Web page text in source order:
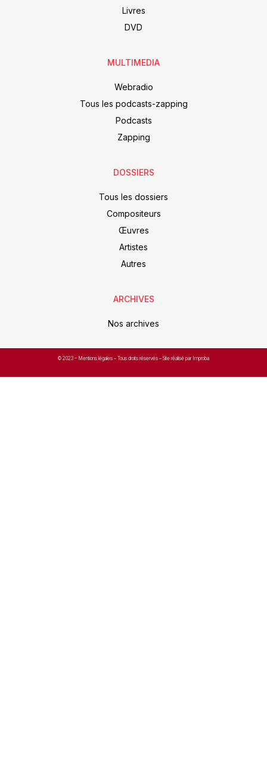
Livres
DVD
MULTIMEDIA
Webradio
Tous les podcasts-zapping
Podcasts
Zapping
DOSSIERS
Tous les dossiers
Compositeurs
Œuvres
Artistes
Autres
ARCHIVES
Nos archives
© 2023 – Mentions légales – Tous droits réservés – Site réalisé par Improba